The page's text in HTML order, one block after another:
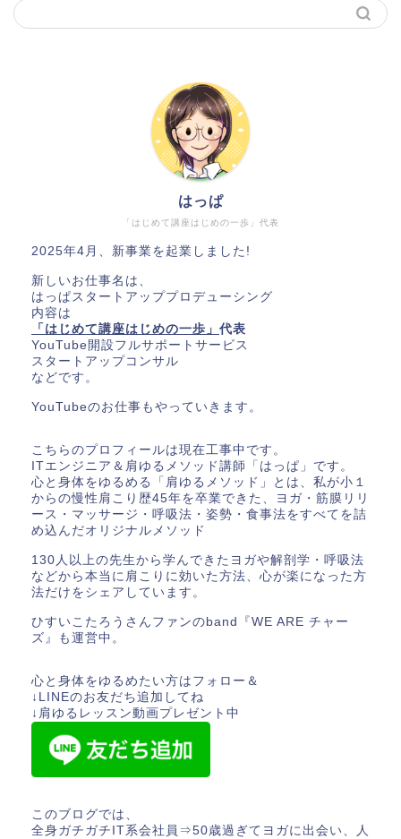
「はじめて講座はじめの一歩」代表
はっぱ
2025年4月、新事業を起業しました!
新しいお仕事名は、
はっぱスタートアッププロデューシング
内容は
「はじめて講座はじめの一歩」 代表
YouTube開設フルサポートサービス
スタートアップコンサル
などです。
YouTubeのお仕事もやっていきます。
こちらのプロフィールは現在工事中です。
ITエンジニア＆肩ゆるメソッド講師「はっぱ」です。
心と身体をゆるめる「肩ゆるメソッド」とは、私が小１
からの慢性肩こり歴45年を卒業できた、ヨガ・筋膜リリ
ース・マッサージ・呼吸法・姿勢・食事法をすべてを詰
め込んだオリジナルメソッド
130人以上の先生から学んできたヨガや解剖学・呼吸法
などから本当に肩こりに効いた方法、心が楽になった方
法だけをシェアしています。
ひすいこたろうさんファンのband『WE ARE チャー
ズ』も運営中。
心と身体をゆるめたい方はフォロー＆
↓LINEのお友だち追加してね
↓肩ゆるレッスン動画プレゼント中
このブログでは、
全身ガチガチIT系会社員⇒50歳過ぎてヨガに出会い、人